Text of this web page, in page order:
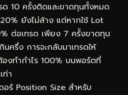
10 ครั้งติดและขาดทุนทั้งหมด
ยังไม่ล้าง แต่หากใช้ Lot
ต่อเทรด เพียง 7 ครั้งขาดทุน
ครึ่ง การจะกลับมาเทรดให้
งทำกำไร 100% บนพอร์ตที่
ท่า
ร์ Position Size สำหรับ